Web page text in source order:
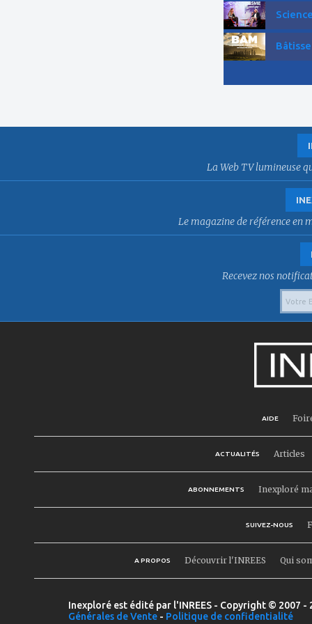
La Web TV lumineuse
Le magazine de référence en
Recevez nos
AIDE
ACTUALITÉS Articles
ABONNEMENTS Inexploré
SUIVEZ-NOUS
A PROPOS Découvrir l'INREES Qui
Inexploré est édité par l'INREES - Copyright © 2007
Générales de Vente - Politique de confidentialité